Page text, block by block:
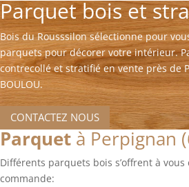
Parquet bois et
Bois du Rousssilon sélectionne pour
parquets pour décorer votre intérieur.
contrecollé et stratifié en vente près de
BOULOU.
CONTACTEZ NOUS
Parquet à Perpignan
Différents parquets bois s’offrent à
commande: